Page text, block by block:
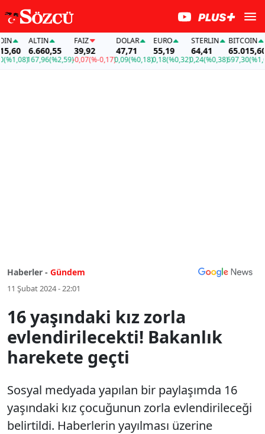
ALTIN
6.660,55
167,96(%2,59)
FAİZ
39,92
-0,07(%-0,17)
DOLAR
47,71
0,09(%0,18)
EURO
55,19
0,18(%0,32)
STERLIN
64,41
0,24(%0,38)
BITCOIN
65.015,60
697,30(%1,08)
Haberler - Gündem
11 Şubat 2024 - 22:01
16 yaşındaki kız zorla
evlendirilecekti! Bakanlık
harekete geçti
Sosyal medyada yapılan bir paylaşımda 16
yaşındaki kız çocuğunun zorla evlendirileceği
belirtildi. Haberlerin yayılması üzerine